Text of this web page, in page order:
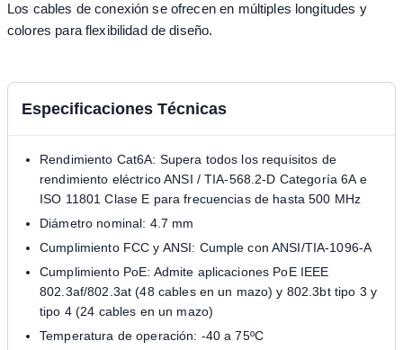
Los cables de conexión se ofrecen en múltiples longitudes y
colores para flexibilidad de diseño.
Especificaciones Técnicas
Rendimiento Cat6A: Supera todos los requisitos de
rendimiento eléctrico ANSI / TIA-568.2-D Categoría 6A e
ISO 11801 Clase E para frecuencias de hasta 500 MHz
Diámetro nominal: 4.7 mm
Cumplimiento FCC y ANSI: Cumple con ANSI/TIA-1096-A
Cumplimiento PoE: Admite aplicaciones PoE IEEE
802.3af/802.3at (48 cables en un mazo) y 802.3bt tipo 3 y
tipo 4 (24 cables en un mazo)
Temperatura de operación: -40 a 75ºC